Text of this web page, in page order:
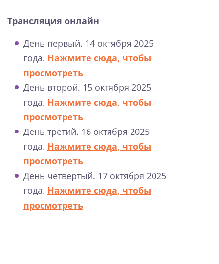
Трансляция онлайн
День первый. 14 октября 2025
года. Нажмите сюда, чтобы
просмотреть
День второй. 15 октября 2025
года. Нажмите сюда, чтобы
просмотреть
День третий. 16 октября 2025
года. Нажмите сюда, чтобы
просмотреть
День четвертый. 17 октября 2025
года. Нажмите сюда, чтобы
просмотреть